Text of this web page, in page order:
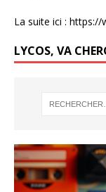
La suite ici : https://
LYCOS, VA